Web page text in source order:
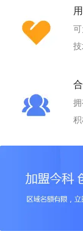
拥
积